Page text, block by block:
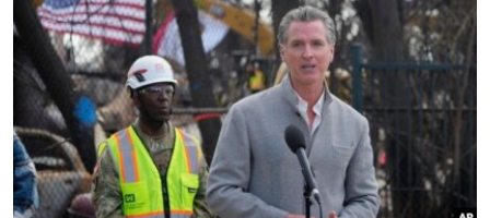
Learning English
СОЦИАЛЬНЫЕ СЕТИ
Языки